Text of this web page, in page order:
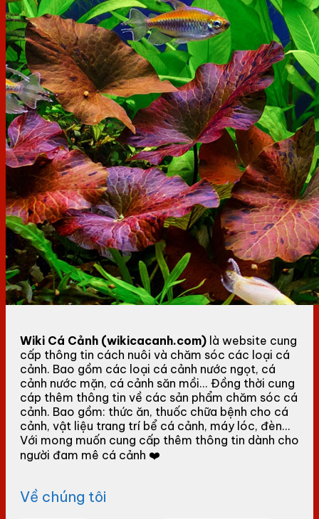
Wiki Cá Cảnh (wikicacanh.com) là website cung
cấp thông tin cách nuôi và chăm sóc các loại cá
cảnh. Bao gồm các loại cá cảnh nước ngọt, cá
cảnh nước mặn, cá cảnh săn mồi... Đồng thời cung
cáp thêm thông tin về các sản phẩm chăm sóc cá
cảnh. Bao gồm: thức ăn, thuốc chữa bệnh cho cá
cảnh, vật liệu trang trí bể cá cảnh, máy lóc, đèn...
Với mong muốn cung cấp thêm thông tin dành cho
người đam mê cá cảnh ❤️
Về chúng tôi